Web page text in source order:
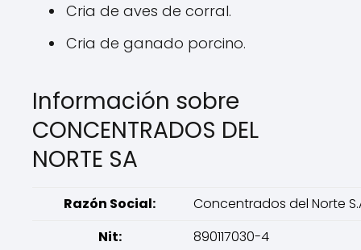
Cria de aves de corral.
Cria de ganado porcino.
Información sobre
CONCENTRADOS DEL
NORTE SA
Razón Social:
Concentrados del Norte
Nit:
890117030-4